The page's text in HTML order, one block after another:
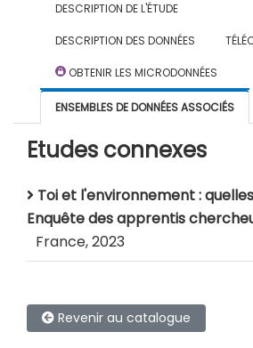
DESCRIPTION DE L'ÉTUDE
DESCRIPTION DES DONNÉES
OBTENIR LES MICRODONNÉES
ENSEMBLES DE DONNÉES ASSOCIÉS
Etudes connexes
Toi et l'environnement :
Enquête des apprentis
France, 2023
Revenir au catalogue